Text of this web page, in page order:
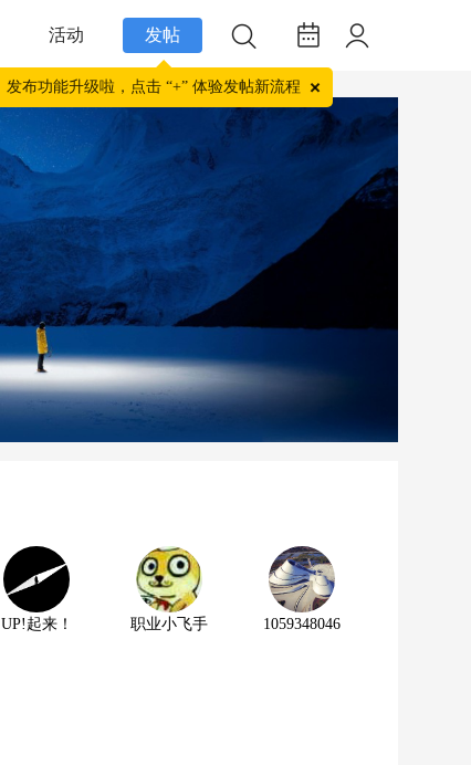
活动 发帖
发布功能升级啦，点击 “+” 体验发帖新流程
UP!起来！ 职业小飞手 1059348046